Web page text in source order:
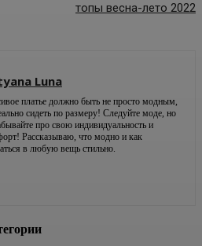
топы весна-лето 2022
Luna
платье должно быть не просто модным,
сидеть по размеру! Следуйте моде, но
про свою индивидуальность и
Рассказываю, что модно и как
в любую вещь стильно.